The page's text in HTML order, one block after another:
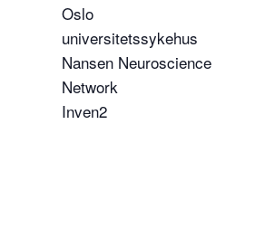
Oslo
universitetssykehus
Nansen Neuroscience
Network
Inven2